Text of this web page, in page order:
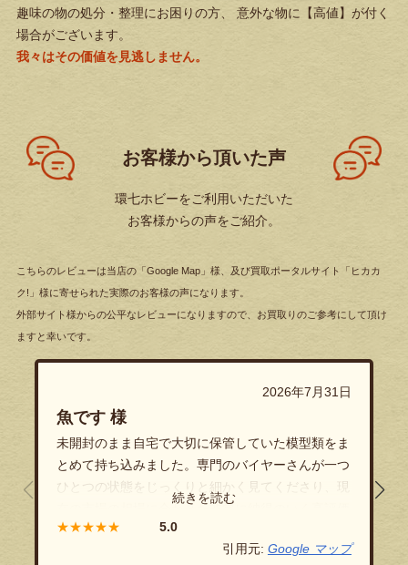
趣味の物の処分・整理にお困りの方、 意外な物に【高値】が付く
場合がございます。
我々はその価値を見逃しません。
お客様から頂いた声
環七ホビーをご利用いただいた
お客様からの声をご紹介。
こちらのレビューは当店の「Google Map」様、及び買取ポータルサイト「ヒカカ
ク!」様に寄せられた実際のお客様の声になります。
外部サイト様からの公平なレビューになりますので、お買取りのご参考にして頂け
ますと幸いです。
2026年7月31日
魚です 様
未開封のまま自宅で大切に保管していた模型類をま
とめて持ち込みました。専門のバイヤーさんが一つ
ひとつの状態をじっくりと細かく見てくださり、現
在の市場の相場に合わせた非常に納得のいく高評価
をつけていただきました！隠し立てのない透明性の
高い丁寧なご対応に、終始安心してお任せすること
★★★★★
引用元: Google マップ